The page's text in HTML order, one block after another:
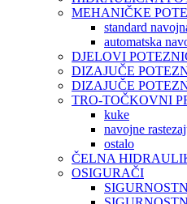
MEHANIČKE
standard
automatska
DJELOVI
DIZAJUČE
DIZAJUČE
TRO-TOČKOVNI
kuke
navojne
ostalo
ČELNA
OSIGURAČI